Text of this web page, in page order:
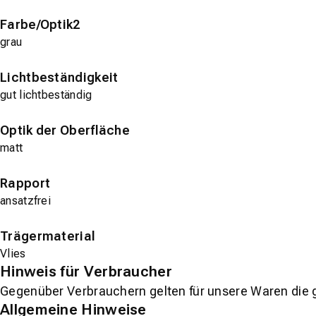
Farbe/Optik2
grau
Lichtbeständigkeit
gut lichtbeständig
Optik der Oberfläche
matt
Rapport
ansatzfrei
Trägermaterial
Vlies
Hinweis für Verbraucher
Gegenüber Verbrauchern gelten für unsere Waren
Allgemeine Hinweise